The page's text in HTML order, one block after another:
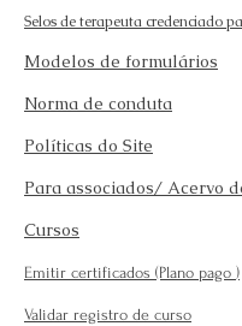
Selos de terapeuta credenciado
Modelos de formulários
Norma de conduta
Políticas do Site
Para associados/ Acervo
Cursos
Emitir certificados (Plano pago )
Validar registro de curso